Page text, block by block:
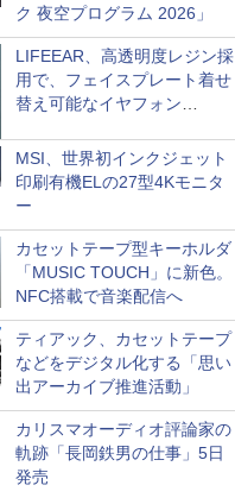
ク 夜空プログラム 2026」
LIFEEAR、高透明度レジン採
用で、フェイスプレート着せ
替え可能なイヤフォン
MSI、世界初インクジェット
印刷有機ELの27型4Kモニタ
ー
カセットテープ型キーホルダ
「MUSIC TOUCH」に新色。
NFC搭載で音楽配信へ
ティアック、カセットテープ
などをデジタル化する「思い
出アーカイブ推進活動」
カリスマオーディオ評論家の
軌跡「長岡鉄男の仕事」5日
発売